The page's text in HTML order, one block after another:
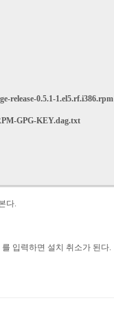
release-0.5.1-1.el5.rf.i386.rpm
GPG-KEY.dag.txt
다.
입력하면 설치 취소가 된다.